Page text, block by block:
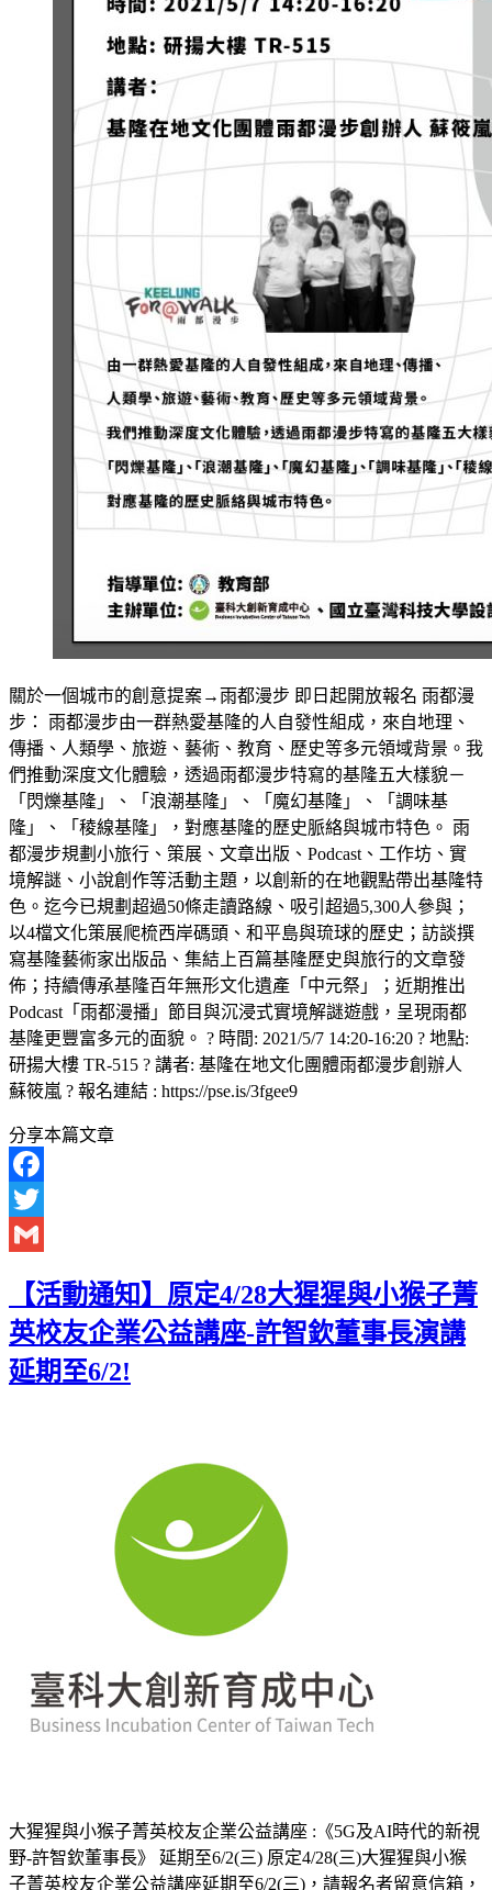
關於一個城市的創意提案→雨都漫步 即日起開放報名 雨都漫
步： 雨都漫步由一群熱愛基隆的人自發性組成，來自地理、
傳播、人類學、旅遊、藝術、教育、歷史等多元領域背景。我
們推動深度文化體驗，透過雨都漫步特寫的基隆五大樣貌－
「閃爍基隆」、「浪潮基隆」、「魔幻基隆」、「調味基
隆」、「稜線基隆」，對應基隆的歷史脈絡與城市特色。 雨
都漫步規劃小旅行、策展、文章出版、Podcast、工作坊、實
境解謎、小說創作等活動主題，以創新的在地觀點帶出基隆特
色。迄今已規劃超過50條走讀路線、吸引超過5,300人參與；
以4檔文化策展爬梳西岸碼頭、和平島與琉球的歷史；訪談撰
寫基隆藝術家出版品、集結上百篇基隆歷史與旅行的文章發
佈；持續傳承基隆百年無形文化遺產「中元祭」；近期推出
Podcast「雨都漫播」節目與沉浸式實境解謎遊戲，呈現雨都
基隆更豐富多元的面貌。 ? 時間: 2021/5/7 14:20-16:20 ? 地點:
研揚大樓 TR-515 ? 講者: 基隆在地文化團體雨都漫步創辦人
蘇筱嵐 ? 報名連結 : https://pse.is/3fgee9
分享本篇文章
Facebook
Twitter
【活動通知】原定4/28大猩猩與小猴子菁
英校友企業公益講座-許智欽董事長演講
延期至6/2!
大猩猩與小猴子菁英校友企業公益講座 :《5G及AI時代的新視
野-許智欽董事長》 延期至6/2(三) 原定4/28(三)大猩猩與小猴
子菁英校友企業公益講座延期至6/2(三)，請報名者留意信箱，